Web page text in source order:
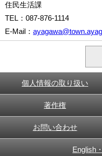
住民生活課
TEL ：087-876-1114
E-Mail ：
個人情報の取り扱い
著作権
お問い合わせ
English